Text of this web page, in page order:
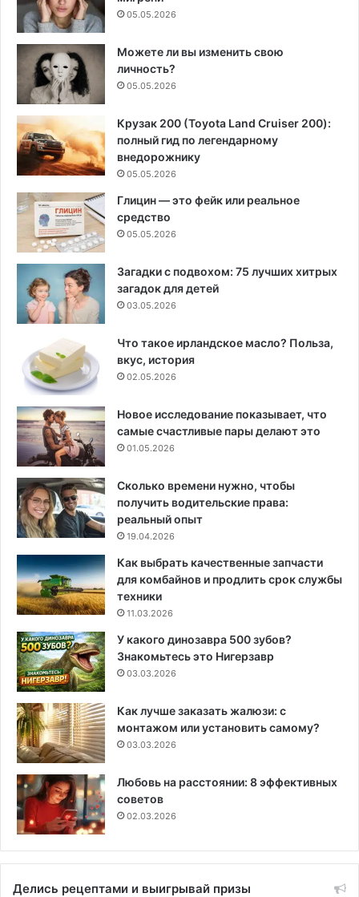
05.05.2026
Можете ли вы изменить свою
личность?
05.05.2026
Крузак 200 (Toyota Land Cruiser 200):
полный гид по легендарному
внедорожнику
05.05.2026
Глицин — это фейк или реальное
средство
05.05.2026
Загадки с подвохом: 75 лучших хитрых
загадок для детей
03.05.2026
Что такое ирландское масло? Польза,
вкус, история
02.05.2026
Новое исследование показывает, что
самые счастливые пары делают это
01.05.2026
Сколько времени нужно, чтобы
получить водительские права:
реальный опыт
19.04.2026
Как выбрать качественные запчасти
для комбайнов и продлить срок службы
техники
11.03.2026
У какого динозавра 500 зубов?
Знакомьтесь это Нигерзавр
03.03.2026
Как лучше заказать жалюзи: с
монтажом или установить самому?
03.03.2026
Любовь на расстоянии: 8 эффективных
советов
02.03.2026
Делись рецептами и выигрывай призы